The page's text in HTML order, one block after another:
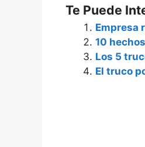
Te Puede
Empresa
10
Los 5
El truco